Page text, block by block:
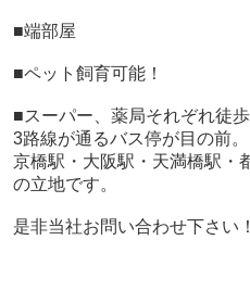
■端部屋
■ペット飼育可能！
■スーパー、薬局それぞれ徒
3路線が通るバス停が目の前。
京橋駅・大阪駅・天満橋駅・
の立地です。
是非当社お問い合わせ下さい！